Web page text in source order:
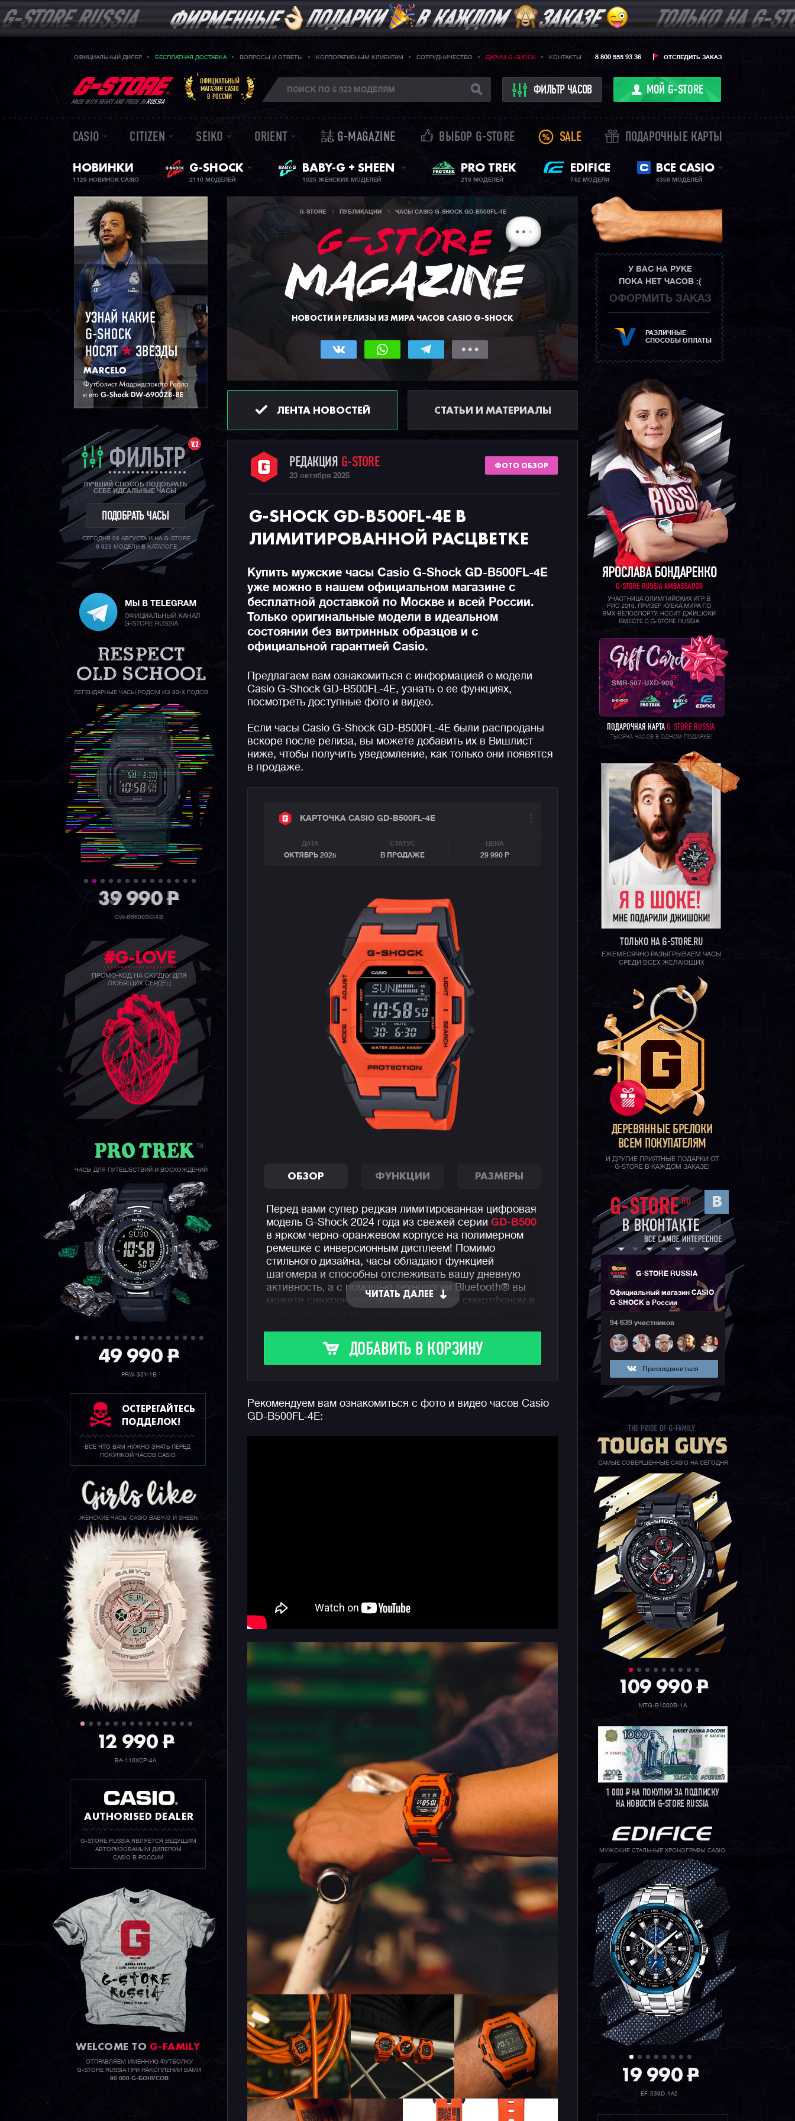
ОФИЦИАЛЬНЫЙ ДИЛЕР БЕСПЛАТНАЯ ДОСТАВКА ВОПРОСЫ И ОТВЕТЫ КОРПОРАТИВНЫМ КЛИЕНТАМ СОТРУДНИЧЕСТВО ДАРИМ G-SHOCK КОНТАКТЫ ОТСЛЕДИТЬ ЗАКАЗ
8 800 555 93 36
MADE WITH HEART AND PRIDE INRUSSIA
ОФИЦИАЛЬНЫЙ
МАГАЗИН CASIO
В РОССИИ
ФИЛЬТР ЧАСОВ МОЙ G-STORE
CASIO CITIZEN SEIKO ORIENT 誌 G-MAGAZINE ВЫБОР G-STORE SALE ПОДАРОЧНЫЕ КАРТЫ
НОВИНКИ
1129 НОВИНОК CASIO
G-SHOCK
2110 МОДЕЛЕЙ
ЖЕНСКИЕ ЧАСЫ
BABY-G + SHEEN
1025 ЖЕНСКИХ МОДЕЛЕЙ
PRO TREK
219 МОДЕЛЕЙ
EDIFICE
742 МОДЕЛИ
ВСЕ CASIO
4358 МОДЕЛЕЙ
V.2
ФИЛЬТР
ЛУЧШИЙ СПОСОБ ПОДОБРАТЬ
СЕБЕ ИДЕАЛЬНЫЕ ЧАСЫ
ПОДОБРАТЬ ЧАСЫ
СЕГОДНЯ 08 АВГУСТА И НА G-STORE
6 923 МОДЕЛИ В КАТАЛОГЕ
ЛЕГЕНДАРНЫЕ ЧАСЫ РОДОМ ИЗ 80-Х ГОДОВ
39 990P
GW-B5600BC-1B
#G-LOVE
ПРОМО-КОД НА СКИДКУ ДЛЯ
ЛЮБЯЩИХ СЕРДЕЦ
ЧАСЫ ДЛЯ ПУТЕШЕСТВИЙ И ВОСХОЖДЕНИЙ
49 990P
PRW-35Y-1B
ОСТЕРЕГАЙТЕСЬ
ПОДДЕЛОК!
ВСЕ ЧТО ВАМ НУЖНО ЗНАТЬ ПЕРЕД
ПОКУПКОЙ ЧАСОВ CASIO
ЖЕНСКИЕ ЧАСЫ CASIO BABY-G И SHEEN
12 990P
BA-110XCP-4A
AUTHORISED DEALER
G-STORE RUSSIA ЯВЛЯЕТСЯ ВЕДУЩИМ
АВТОРИЗОВАНЫМ ДИЛЕРОМ
CASIO В РОССИИ
WELCOME TO G-FAMILY
ОТПРАВЛЯЕМ ИМЕННУЮ ФУТБОЛКУ
G-STORE RUSSIA ПРИ НАКОПЛЕНИИ ВАМИ
90 000 G-БОНУСОВ
G-STORE ПУБЛИКАЦИИ ЧАСЫ CASIO G-SHOCK GD-B500FL-4E
НОВОСТИ И РЕЛИЗЫ ИЗ МИРА ЧАСОВ CASIO G-SHOCK
ЛЕНТА НОВОСТЕЙ СТАТЬИ И МАТЕРИАЛЫ
РЕДАКЦИЯ G-STORE
23 октября 2025
ФОТО ОБЗОР
G-SHOCK GD-B500FL-4E В
ЛИМИТИРОВАННОЙ РАСЦВЕТКЕ
Купить мужские часы Casio G-Shock GD-B500FL-4E
уже можно в нашем официальном магазине с
бесплатной доставкой по Москве и всей России.
Только оригинальные модели в идеальном
состоянии без витринных образцов и с
официальной гарантией Casio.
Предлагаем вам ознакомиться с информацией о модели
Casio G-Shock GD-B500FL-4E, узнать о ее функциях,
посмотреть доступные фото и видео.
Если часы Casio G-Shock GD-B500FL-4E были распроданы
вскоре после релиза, вы можете добавить их в Вишлист
ниже, чтобы получить уведомление, как только они появятся
в продаже.
КАРТОЧКА CASIO GD-B500FL-4E
ДАТА
ОКТЯБРЬ 2025
СТАТУС
В ПРОДАЖЕ
ЦЕНА
29 990 Р
ОБЗОР ФУНКЦИИ РАЗМЕРЫ
Перед вами супер редкая лимитированная цифровая
модель G-Shock 2024 года из свежей серии GD-B500
в ярком черно-оранжевом корпусе на полимерном
ремешке с инверсионным дисплеем! Помимо
стильного дизайна, часы обладают функцией
шагомера и способны отслеживать вашу дневную
активность, а с помощью технологии Bluetooth® вы
можете синхронизировать их с вашим смартфоном и
максимально удобном и наглядном виде.
Часы обладают многофункциональным таймером и
таймера и звуковых сигналов теперь можно через
приложение на смартфоне и запустить эту
водозащиту в 200 метров, автоматическую яркую
подсветку и еще более десятка часовых функций.
ЧИТАТЬ ДАЛЕЕ
ДОБАВИТЬ В КОРЗИНУ
Рекомендуем вам ознакомиться с фото и видео часов Casio
GD-B500FL-4E:
У ВАС НА РУКЕ
ПОКА НЕТ ЧАСОВ :(
ОФОРМИТЬ ЗАКАЗ
РАЗЛИЧНЫЕ
СПОСОБЫ ОПЛАТЫ
ПОДАРОЧНАЯ КАРТА G-STORE RUSSIA
ТЫСЯЧА ЧАСОВ В ОДНОМ ПОДАРКЕ!
ТОЛЬКО НА G-STORE.RU
ЕЖЕМЕСЯЧНО РАЗЫГРЫВАЕМ ЧАСЫ
СРЕДИ ВСЕХ ЖЕЛАЮЩИХ
ДЕРЕВЯННЫЕ БРЕЛОКИ
ВСЕМ ПОКУПАТЕЛЯМ
И ДРУГИЕ ПРИЯТНЫЕ ПОДАРКИ ОТ
G-STORE В КАЖДОМ ЗАКАЗЕ!
G-STORE RUSSIA
Официальный магазин CASIO
G-SHOCK в России
94 639 участников
Присоединиться
САМЫЕ СОВЕРШЕННЫЕ CASIO НА СЕГОДНЯ
109 990P
MTG-B1000B-1A
1 000РНА ПОКУПКИ ЗА ПОДПИСКУ
НА НОВОСТИ G-STORE RUSSIA
МУЖСКИЕ СТАЛЬНЫЕ ХРОНОГРАФЫ CASIO
19 990P
EF-539D-1A2